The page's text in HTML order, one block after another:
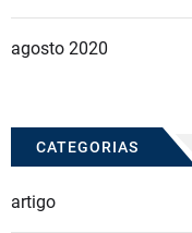
agosto 2020
CATEGORIAS
artigo